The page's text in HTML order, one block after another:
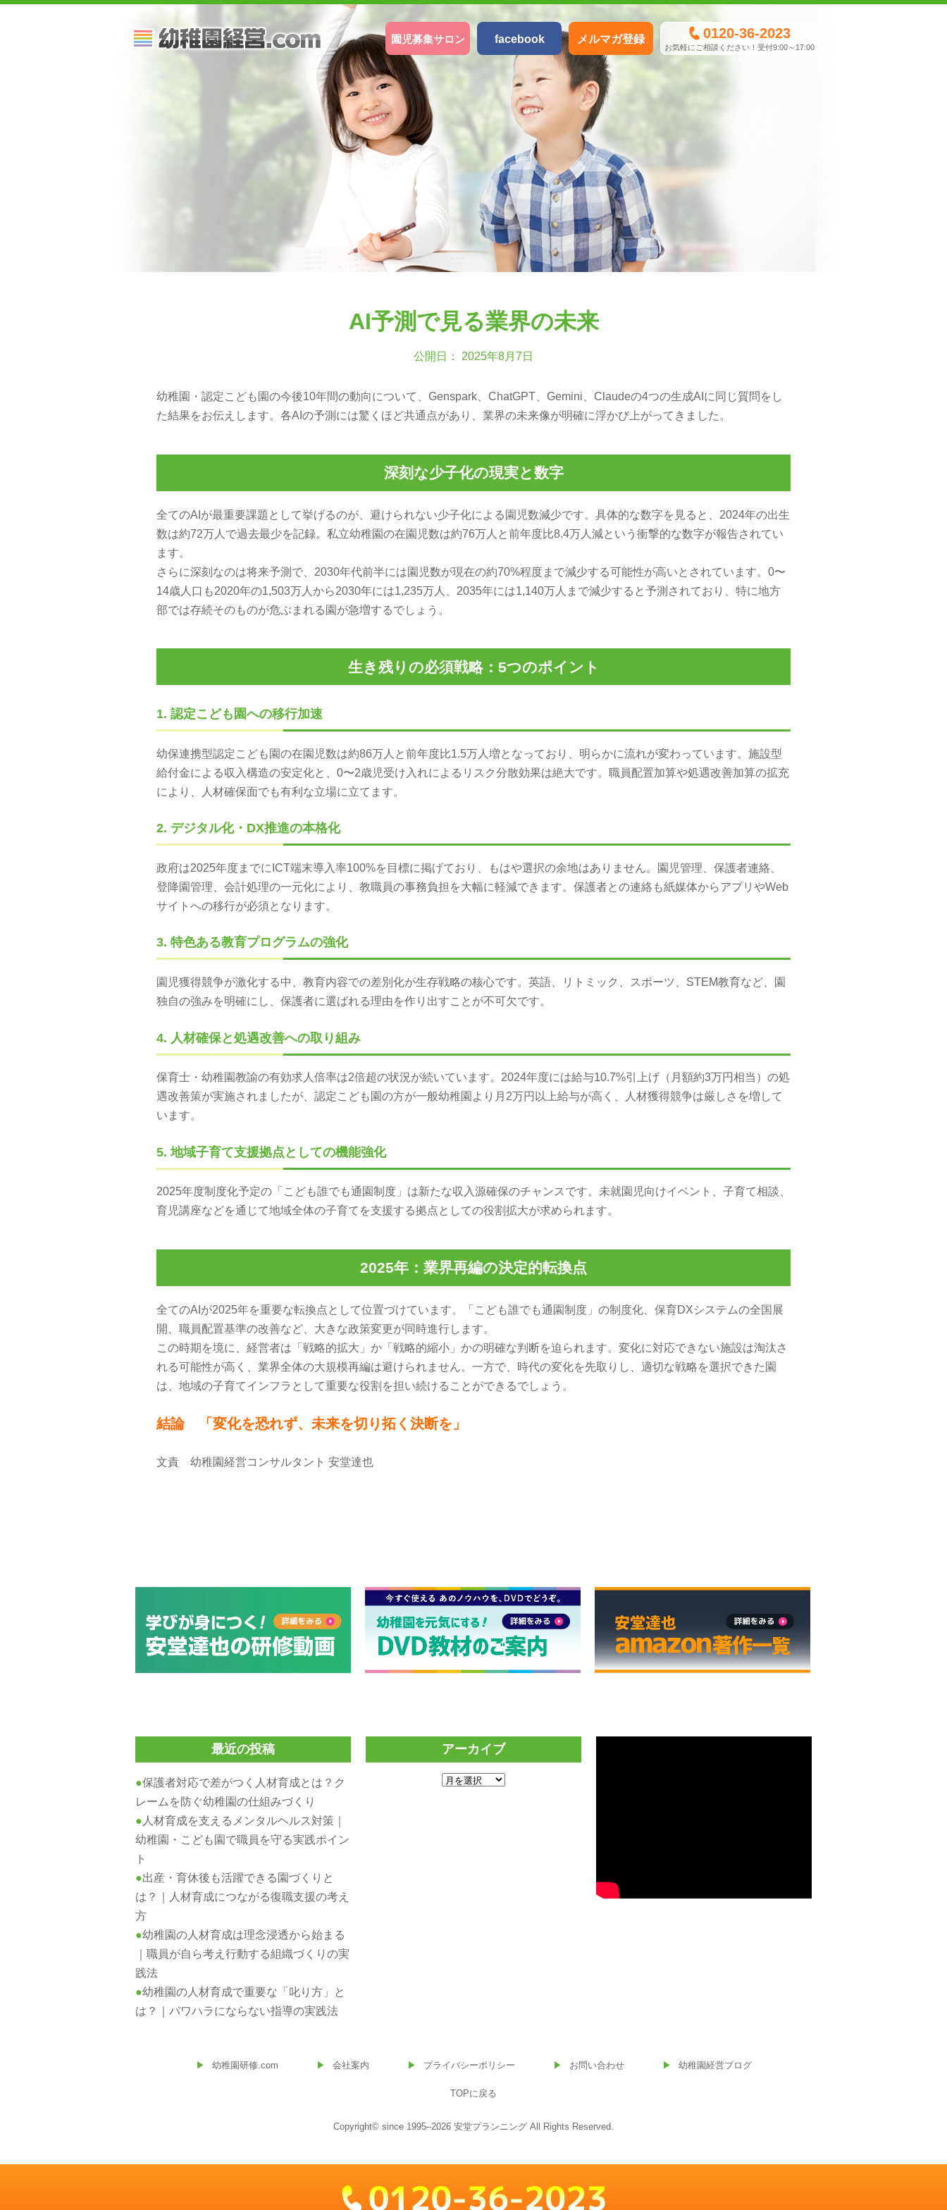
0120-36-2023
お気軽にご相談ください！受付9:00～17:00
メルマガ登録
facebook
園児募集サロン
AI予測で見る業界の未来
公開日： 2025年8月7日
幼稚園・認定こども園の今後10年間の動向について、Genspark、ChatGPT、Gemini、Claudeの4つの生成AIに同じ質問をし
た結果をお伝えします。各AIの予測には驚くほど共通点があり、業界の未来像が明確に浮かび上がってきました。
深刻な少子化の現実と数字
全てのAIが最重要課題として挙げるのが、避けられない少子化による園児数減少です。具体的な数字を見ると、2024年の出生
数は約72万人で過去最少を記録。私立幼稚園の在園児数は約76万人と前年度比8.4万人減という衝撃的な数字が報告されてい
ます。
さらに深刻なのは将来予測で、2030年代前半には園児数が現在の約70%程度まで減少する可能性が高いとされています。0〜
14歳人口も2020年の1,503万人から2030年には1,235万人、2035年には1,140万人まで減少すると予測されており、特に地方
部では存続そのものが危ぶまれる園が急増するでしょう。
生き残りの必須戦略：5つのポイント
1. 認定こども園への移行加速
幼保連携型認定こども園の在園児数は約86万人と前年度比1.5万人増となっており、明らかに流れが変わっています。施設型
給付金による収入構造の安定化と、0〜2歳児受け入れによるリスク分散効果は絶大です。職員配置加算や処遇改善加算の拡充
により、人材確保面でも有利な立場に立てます。
2. デジタル化・DX推進の本格化
政府は2025年度までにICT端末導入率100%を目標に掲げており、もはや選択の余地はありません。園児管理、保護者連絡、
登降園管理、会計処理の一元化により、教職員の事務負担を大幅に軽減できます。保護者との連絡も紙媒体からアプリやWeb
サイトへの移行が必須となります。
3. 特色ある教育プログラムの強化
園児獲得競争が激化する中、教育内容での差別化が生存戦略の核心です。英語、リトミック、スポーツ、STEM教育など、園
独自の強みを明確にし、保護者に選ばれる理由を作り出すことが不可欠です。
4. 人材確保と処遇改善への取り組み
保育士・幼稚園教諭の有効求人倍率は2倍超の状況が続いています。2024年度には給与10.7%引上げ（月額約3万円相当）の処
遇改善策が実施されましたが、認定こども園の方が一般幼稚園より月2万円以上給与が高く、人材獲得競争は厳しさを増して
います。
5. 地域子育て支援拠点としての機能強化
2025年度制度化予定の「こども誰でも通園制度」は新たな収入源確保のチャンスです。未就園児向けイベント、子育て相談、
育児講座などを通じて地域全体の子育てを支援する拠点としての役割拡大が求められます。
2025年：業界再編の決定的転換点
全てのAIが2025年を重要な転換点として位置づけています。「こども誰でも通園制度」の制度化、保育DXシステムの全国展
開、職員配置基準の改善など、大きな政策変更が同時進行します。
この時期を境に、経営者は「戦略的拡大」か「戦略的縮小」かの明確な判断を迫られます。変化に対応できない施設は淘汰さ
れる可能性が高く、業界全体の大規模再編は避けられません。一方で、時代の変化を先取りし、適切な戦略を選択できた園
は、地域の子育てインフラとして重要な役割を担い続けることができるでしょう。
結論 「変化を恐れず、未来を切り拓く決断を」
文責 幼稚園経営コンサルタント 安堂達也
最近の投稿
保護者対応で差がつく人材育成とは？ク
レームを防ぐ幼稚園の仕組みづくり
人材育成を支えるメンタルヘルス対策｜
幼稚園・こども園で職員を守る実践ポイン
ト
出産・育休後も活躍できる園づくりと
は？｜人材育成につながる復職支援の考え
方
幼稚園の人材育成は理念浸透から始まる
｜職員が自ら考え行動する組織づくりの実
践法
幼稚園の人材育成で重要な「叱り方」と
は？｜パワハラにならない指導の実践法
アーカイブ
ア
幼稚園研修.com 会社案内 プライバシーポリシー お問い合わせ 幼稚園経営ブログ
TOPに戻る
Copyright© since 1995–2026 安堂プランニング All Rights Reserved.